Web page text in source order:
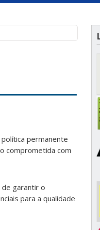
permanente
comprometida com
garantir o
para a qualidade